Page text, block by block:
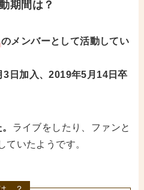
期間は？
のメンバーとして活動してい
日加入、2019年5月14日卒
ライブをしたり、ファンと
ていたようです。